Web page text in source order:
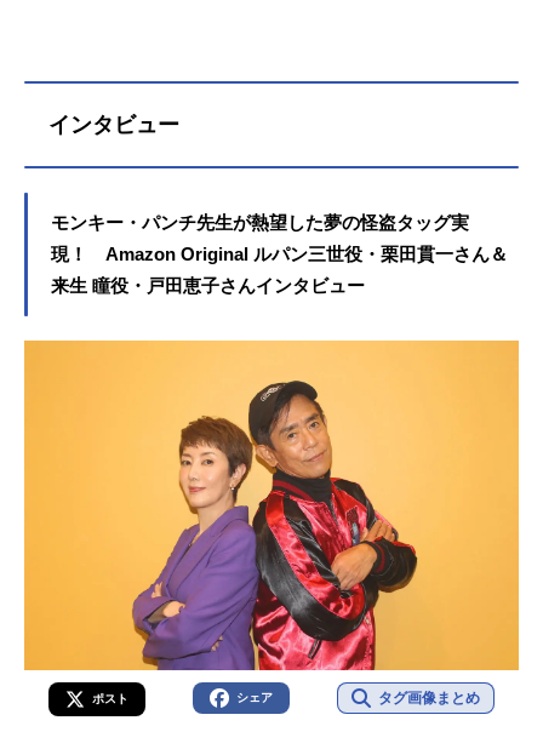
インタビュー
モンキー・パンチ先生が熱望した夢の怪盗タッグ実
現！ Amazon Original ルパン三世役・栗田貫一さん＆
来生 瞳役・戸田恵子さんインタビュー
ポスト シェア タグ画像まとめ